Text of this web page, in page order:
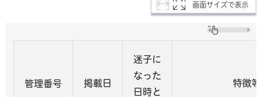
画面サイズで表示
管理番号 掲載日
迷子に
なった
日時と
特徴等